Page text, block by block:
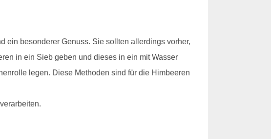
ein besonderer Genuss. Sie sollten allerdings vorher,
in ein Sieb geben und dieses in ein mit Wasser
legen. Diese Methoden sind für die Himbeeren